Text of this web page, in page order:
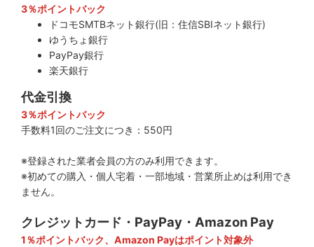
3％ポイントバック
ドコモSMTBネット銀行(旧：住信SBIネット銀行)
ゆうちょ銀行
PayPay銀行
楽天銀行
代金引換
3％ポイントバック
手数料1回のご注文につき：550円
※登録された業者会員の方のみ利用できます。
※初めての購入・個人宅着・一部地域・営業所止めは利用でき
ません。
クレジットカード・PayPay・Amazon Pay
1％ポイントバック、Amazon Payはポイント対象外